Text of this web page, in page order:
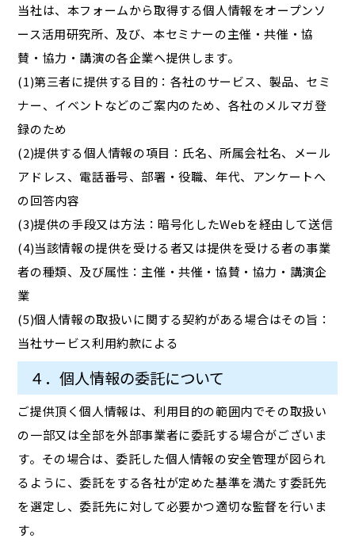
当社は、本フォームから取得する個人情報をオープンソ
ース活用研究所、及び、本セミナーの主催・共催・協
賛・協力・講演の各企業へ提供します。
(1)第三者に提供する目的：各社のサービス、製品、セミ
ナー、イベントなどのご案内のため、各社のメルマガ登
録のため
(2)提供する個人情報の項目：氏名、所属会社名、メール
アドレス、電話番号、部署・役職、年代、アンケートへ
の回答内容
(3)提供の手段又は方法：暗号化したWebを経由して送信
(4)当該情報の提供を受ける者又は提供を受ける者の事業
者の種類、及び属性：主催・共催・協賛・協力・講演企
業
(5)個人情報の取扱いに関する契約がある場合はその旨：
当社サービス利用約款による
４．個人情報の委託について
ご提供頂く個人情報は、利用目的の範囲内でその取扱い
の一部又は全部を外部事業者に委託する場合がございま
す。その場合は、委託した個人情報の安全管理が図られ
るように、委託をする各社が定めた基準を満たす委託先
を選定し、委託先に対して必要かつ適切な監督を行いま
す。